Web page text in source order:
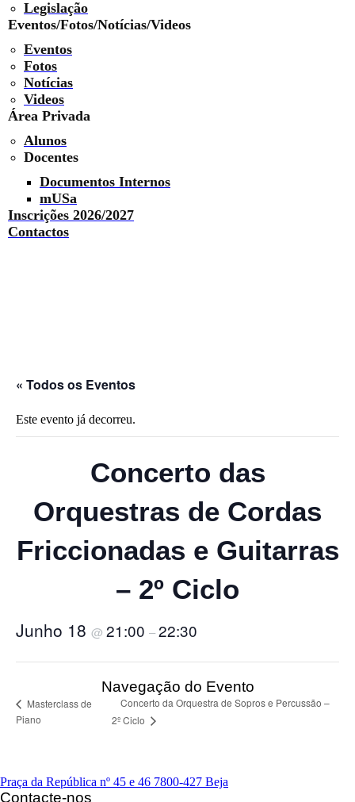
Legislação
Eventos/Fotos/Notícias/Videos
Eventos
Fotos
Notícias
Videos
Área Privada
Alunos
Docentes
Documentos Internos
mUSa
Inscrições 2026/2027
Contactos
« Todos os Eventos
Este evento já decorreu.
Concerto das
Orquestras de Cordas
Friccionadas e Guitarras
– 2º Ciclo
Junho 18 @ 21:00 –22:30
Navegação do Evento
Masterclass de
Piano
Concerto da Orquestra de Sopros e Percussão –
2º Ciclo
Praça da República nº 45 e 46 7800-427 Beja
Contacte-nos